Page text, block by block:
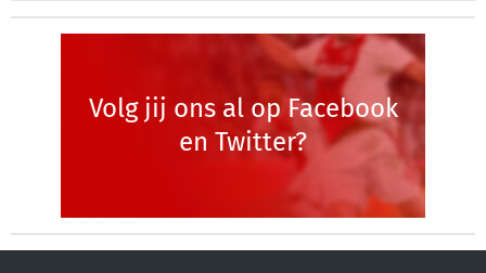
Volg jij ons al op Facebook
en Twitter?